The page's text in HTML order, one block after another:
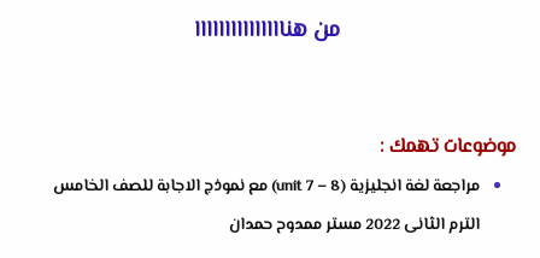
من هنااااااااااااااا
موضوعات تهمك :
مراجعة لغة انجليزية (unit 7 – 8) مع نموذج الاجابة للصف الخامس
الترم الثانى 2022 مستر ممدوح حمدان